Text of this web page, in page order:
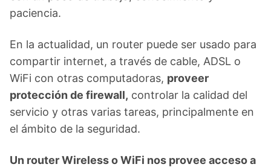
paciencia.
En la actualidad, un router puede ser usado para
compartir internet, a través de cable, ADSL o
WiFi con otras computadoras, proveer
protección de firewall, controlar la calidad del
servicio y otras varias tareas, principalmente en
el ámbito de la seguridad.
Un router Wireless o WiFi nos provee acceso a